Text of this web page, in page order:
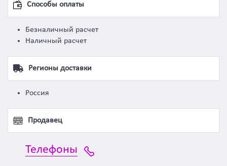
Способы оплаты
Безналичный расчет
Наличный расчет
Регионы доставки
Россия
Продавец
Телефоны